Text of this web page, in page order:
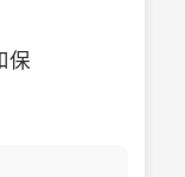
保